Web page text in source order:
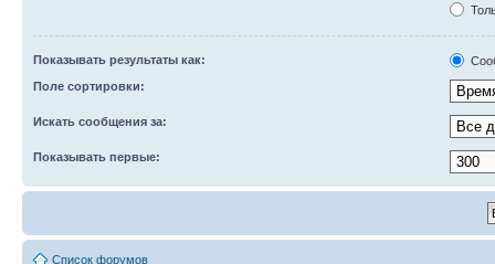
Показывать результаты как:
Поле сортировки:
Искать сообщения за:
Показывать первые:
Список форумов